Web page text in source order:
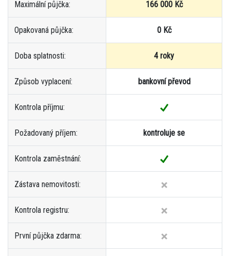
Maximální půjčka: 166 000 Kč
Opakovaná půjčka: 0 Kč
Doba splatnosti: 4 roky
Způsob vyplacení: bankovní převod
Kontrola příjmu:
Požadovaný příjem: kontroluje se
Kontrola zaměstnání:
Zástava nemovitosti:
Kontrola registru:
První půjčka zdarma: